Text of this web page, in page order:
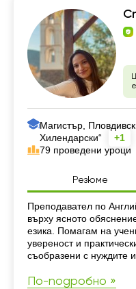
Магистър,
Хилендарски“
+1
79 проведени уроци
Резюме
Резюме
Преподавател по
върху ясното
езика. Помагам на
увереност и
съобразени с нуждите
По-подробно »